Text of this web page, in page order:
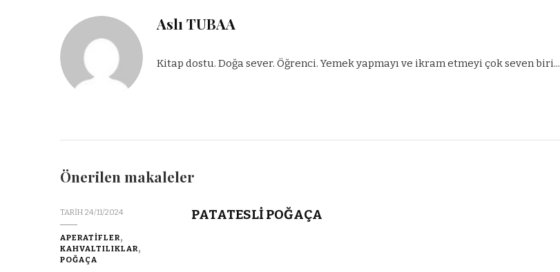
Aslı TUBAA
Kitap dostu. Doğa sever. Öğrenci. Yemek yapmayı ve ikram etmeyi çok seven biri...
Önerilen makaleler
TARIH 24/11/2024
APERATİFLER
KAHVALTILIKLAR
POĞAÇA
PATATESLİ POĞAÇA